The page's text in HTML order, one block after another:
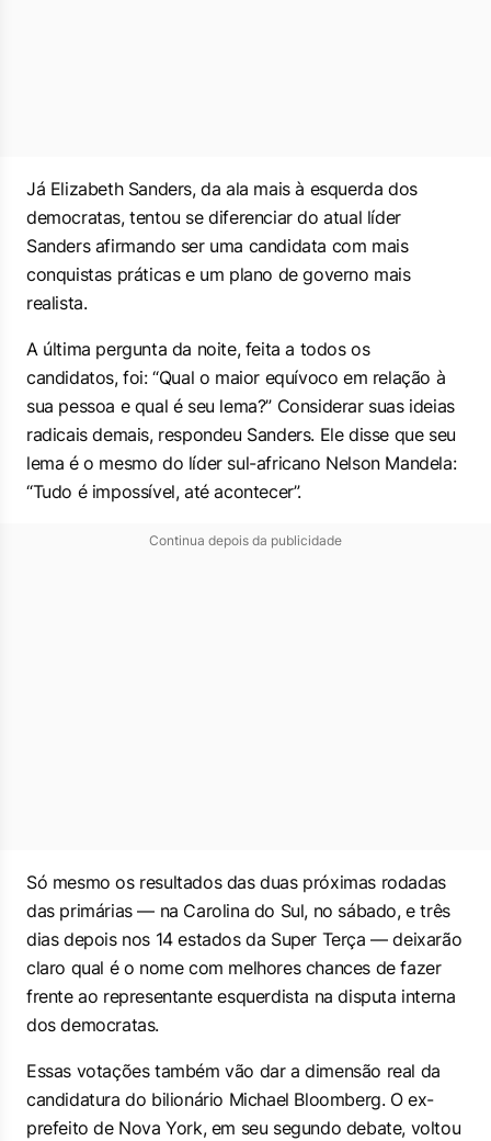
Já Elizabeth Sanders, da ala mais à esquerda dos
democratas, tentou se diferenciar do atual líder
Sanders afirmando ser uma candidata com mais
conquistas práticas e um plano de governo mais
realista.
A última pergunta da noite, feita a todos os
candidatos, foi: “Qual o maior equívoco em relação à
sua pessoa e qual é seu lema?” Considerar suas ideias
radicais demais, respondeu Sanders. Ele disse que seu
lema é o mesmo do líder sul-africano Nelson Mandela:
“Tudo é impossível, até acontecer”.
Continua depois da publicidade
Só mesmo os resultados das duas próximas rodadas
das primárias — na Carolina do Sul, no sábado, e três
dias depois nos 14 estados da Super Terça — deixarão
claro qual é o nome com melhores chances de fazer
frente ao representante esquerdista na disputa interna
dos democratas.
Essas votações também vão dar a dimensão real da
candidatura do bilionário Michael Bloomberg. O ex-
prefeito de Nova York, em seu segundo debate, voltou